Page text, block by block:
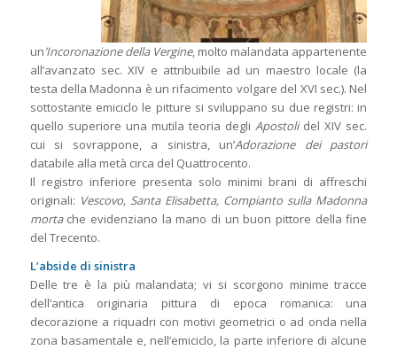
un’Incoronazione della Vergine, molto malandata appartenente
all’avanzato sec. XIV e attribuibile ad un maestro locale (la
testa della Madonna è un rifacimento volgare del XVI sec.). Nel
sottostante emiciclo le pitture si sviluppano su due registri: in
quello superiore una mutila teoria degliApostolidel XIV sec.
cui si sovrappone, a sinistra, un’Adorazione dei pastori
databile alla metà circa del Quattrocento.
Il registro inferiore presenta solo minimi brani di affreschi
originali: Vescovo, Santa Elisabetta, Compianto sulla Madonna
mortache evidenziano la mano di un buon pittore della fine
del Trecento.
L’abside di sinistra
Delle tre è la più malandata; vi si scorgono minime tracce
dell’antica originaria pittura di epoca romanica: una
decorazione a riquadri con motivi geometrici o ad onda nella
zona basamentale e, nell’emiciclo, la parte inferiore di alcune